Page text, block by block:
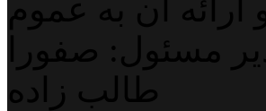
آن به عموم
مسئول: صفورا
طالب زاده